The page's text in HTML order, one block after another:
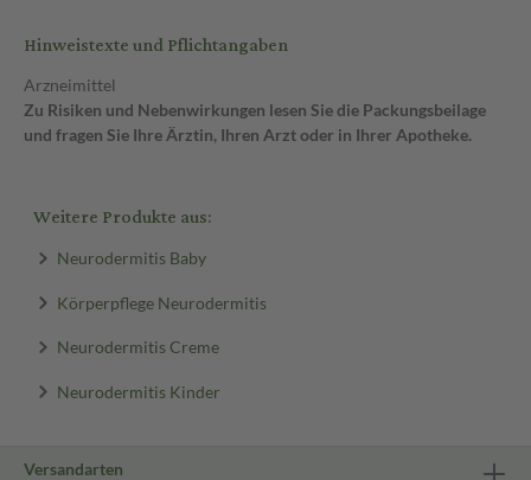
Hinweistexte und Pflichtangaben
Arzneimittel
Zu Risiken und Nebenwirkungen lesen Sie die Packungsbeilage
und fragen Sie Ihre Ärztin, Ihren Arzt oder in Ihrer Apotheke.
Weitere Produkte aus:
Neurodermitis Baby
Körperpflege Neurodermitis
Neurodermitis Creme
Neurodermitis Kinder
Versandarten